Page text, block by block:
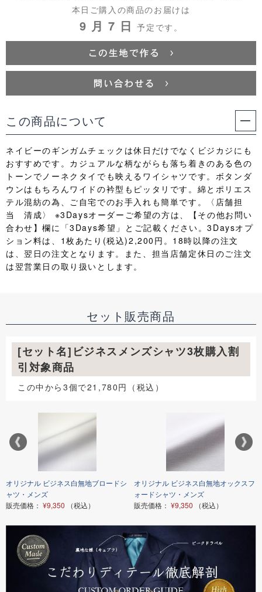
本日ご購入の商品のお届けは
9 月 7 日予定です。
この商品について
ネイビーのギンガムチェックは休日だけでなくビジカジにも
おすすめです。カジュアルな柄ながらも落ち着きのある色の
トーンでノーネクタイでも映えるワイシャツです。ボタンダ
ウンはもちろんワイドの衿型もピッタリです。綿とポリエス
テル混紡の為、ご自宅でのお手入れも簡単です。〈店舗担
当 清成〉 ※3Daysオーダーご希望の方は、【その他お問い
合わせ】欄に「3Days希望」とご記載ください。3Daysオプ
ション料は、1枚あたり(税込)2,200円。18時以降の注文
は、翌日の注文となります。また、担当店舗定休日のご注文
は翌営業日の取り扱いとします。
セット販売商品
[セット名]ビジネスメンズシャツ3枚購入割
引対象商品
この中から3個で21,780円（税込）
オリジナル ビジネス白無地ブロードシ
ャツ・メンズ
販売価格： ¥9,350 （税込）
オリジナル ビジネス白無地オックスフ
ォードシャツ・メンズ
販売価格： ¥9,350 （税込）